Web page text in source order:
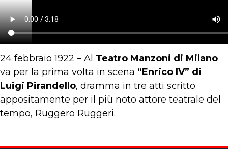
24 febbraio 1922 – Al Teatro Manzoni di Milano
va per la prima volta in scena “Enrico IV” di
Luigi Pirandello, dramma in tre atti scritto
appositamente per il più noto attore teatrale del
tempo, Ruggero Ruggeri.